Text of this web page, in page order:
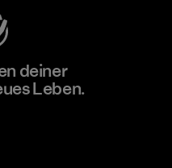
deiner
Leben.